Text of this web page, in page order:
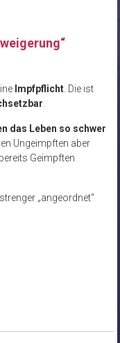
Impfpflicht. Die ist
.
das Leben so schwer
Ungeimpften aber
Geimpften
„angeordnet“